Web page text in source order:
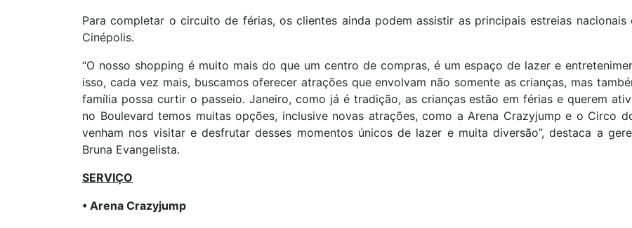
Para completar o circuito de férias, os clientes ainda podem assistir as principais estreias nacionais
Cinépolis.
“O nosso shopping é muito mais do que um centro de compras, é um espaço de lazer e
isso, cada vez mais, buscamos oferecer atrações que envolvam não somente as crianças, mas
família possa curtir o passeio. Janeiro, como já é tradição, as crianças estão em férias e querem
no Boulevard temos muitas opções, inclusive novas atrações, como a Arena Crazyjump e o Circo
venham nos visitar e desfrutar desses momentos únicos de lazer e muita diversão”, destaca a
Bruna Evangelista.
SERVIÇO
• Arena Crazyjump